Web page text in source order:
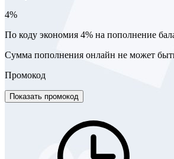
4%
По коду экономия 4% на пополнение
Сумма пополнения онлайн не может
Промокод
Показать промокод